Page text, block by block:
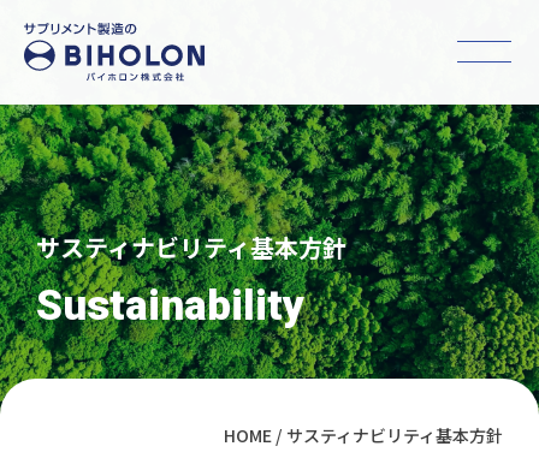
サスティナビリティ基本方針
Sustainability
HOME サスティナビリティ基本方針